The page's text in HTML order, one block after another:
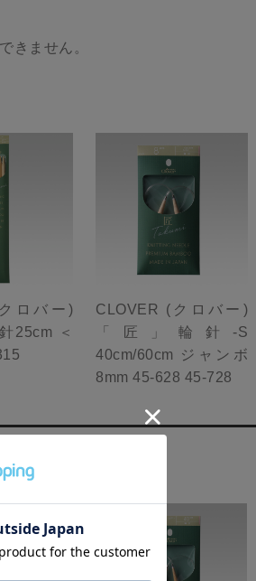
きません。
ロバー)
25cm ＜
CLOVER (クロバー)
「匠」輪針-S
40cm/60cm ジャンボ
8mm 45-628 45-728